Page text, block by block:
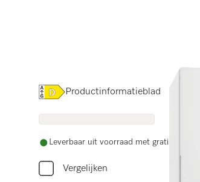
Online Label Flag, Energielabel
Productinformatieblad
Leverbaar uit voorraad met gratis levering
Vergelijken